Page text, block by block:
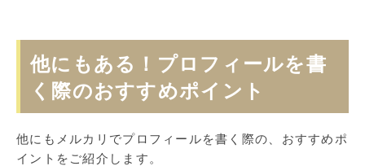
他にもある！プロフィールを書
く際のおすすめポイント
他にもメルカリでプロフィールを書く際の、おすすめポ
イントをご紹介します。